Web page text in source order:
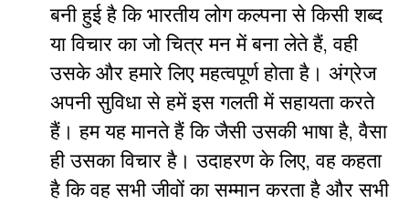
बनी हुई है कि भारतीय लोग कल्पना से किसी शब्द
या विचार का जो चित्र मन में बना लेते हैं, वही
उसके और हमारे लिए महत्वपूर्ण होता है। अंग्रेज
अपनी सुविधा से हमें इस गलती में सहायता करते
हैं। हम यह मानते हैं कि जैसी उसकी भाषा है, वैसा
ही उसका विचार है। उदाहरण के लिए, वह कहता
है कि वह सभी जीवों का सम्मान करता है और सभी